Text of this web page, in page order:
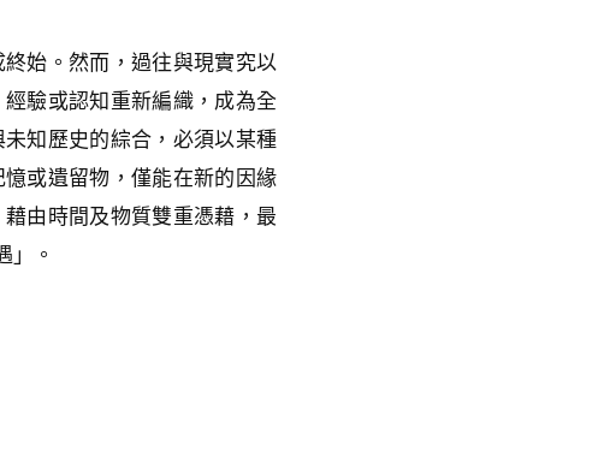
始。然而，過往與現實究以
驗或認知重新編織，成為全
知歷史的綜合，必須以某種
或遺留物，僅能在新的因緣
由時間及物質雙重憑藉，最
」。